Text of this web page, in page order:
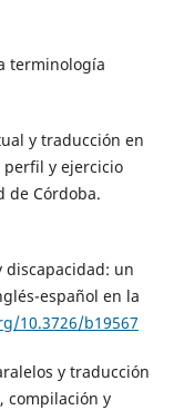
terminología
y traducción en
y ejercicio
de Córdoba.
discapacidad: un
español en la
10.3726/b19567
y traducción
compilación y